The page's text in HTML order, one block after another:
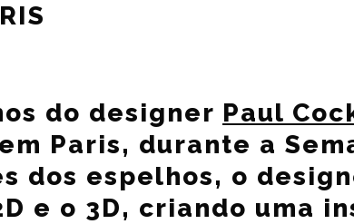
do designer Paul
Paris, durante a
dos espelhos, o
e o 3D, criando uma